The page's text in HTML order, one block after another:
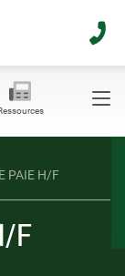
PAIE H/F
F